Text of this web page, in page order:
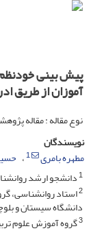
پیش بینی
آموزان از طریق
نوع مقاله : مقاله
نویسندگان
مطهره بامری
1
1دانشجو ارشد
2استاد روانشناسی،
دانشگاه سیستان و
3گروه آموزش علوم